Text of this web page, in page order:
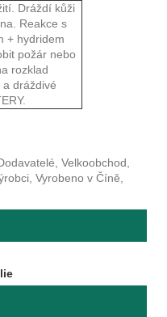
Dráždí kůži
Reakce s
+ hydridem
požár nebo
rozklad
dráždivé
Velkoobchod,
Vyrobeno v Číně,